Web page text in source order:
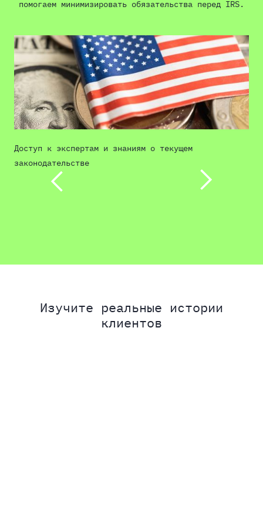
помогаем минимизировать обязательства перед IRS.
Доступ к экспертам и знаниям о текущем
законодательстве
Изучите реальные истории
клиентов